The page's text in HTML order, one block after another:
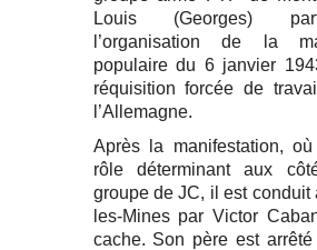
Louis (Georges)
l’organisation de la
populaire du 6 janvier
réquisition forcée de
l’Allemagne.
Après la manifestation,
rôle déterminant aux
groupe de JC, il est conduit
les-Mines par Victor
cache. Son père est